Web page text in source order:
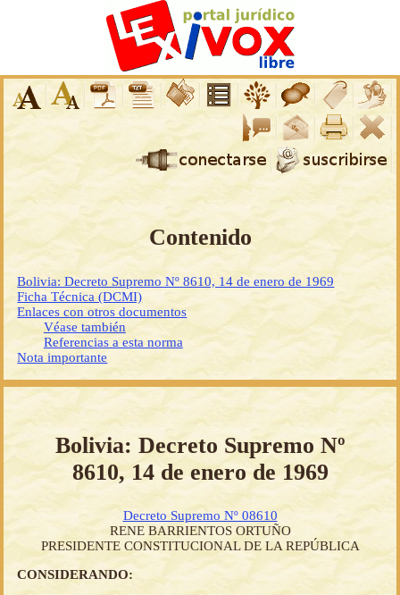
Contenido
Bolivia: Decreto Supremo Nº 8610, 14 de enero de 1969
Ficha Técnica (DCMI)
Enlaces con otros documentos
Véase también
Referencias a esta norma
Nota importante
Bolivia: Decreto Supremo Nº
8610, 14 de enero de 1969
Decreto Supremo Nº 08610
RENE BARRIENTOS ORTUÑO
PRESIDENTE CONSTITUCIONAL DE LA REPÚBLICA
CONSIDERANDO: